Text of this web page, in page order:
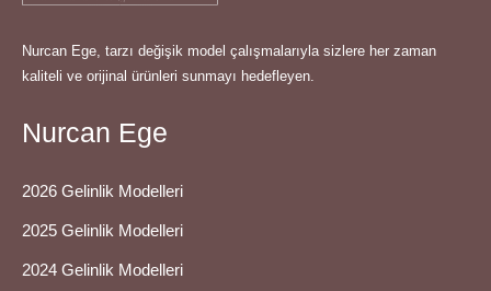
Nurcan Ege, tarzı değişik model çalışmalarıyla sizlere her zaman
kaliteli ve orijinal ürünleri sunmayı hedefleyen.
Nurcan Ege
2026 Gelinlik Modelleri
2025 Gelinlik Modelleri
2024 Gelinlik Modelleri